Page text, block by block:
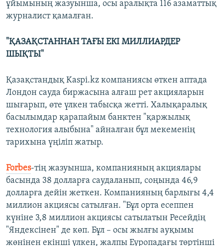
ұйымының жазуынша, осы аралықта 116 азаматтық
журналист қамалған.
"ҚАЗАҚСТАННАН ТАҒЫ ЕКІ МИЛЛИАРДЕР
ШЫҚТЫ"
Қазақстандық Kaspi.kz компаниясы өткен аптада
Лондон сауда биржасына алғаш рет акцияларын
шығарып, өте үлкен табысқа жетті. Халықаралық
басылымдар қарапайым банктен "қаржылық
технология алыбына" айналған бұл мекеменің
тарихына үңіліп жатыр.
Forbes-тің жазуынша, компанияның акциялары
басында 38 долларға саудаланып, соңында 46,9
долларға дейін жеткен. Компанияның барлығы 4,4
миллион акциясы сатылған. "Бұл орта есеппен
күніне 3,8 миллион акциясы сатылатын Ресейдің
"Яндексінен" де көп. Бұл – осы жылғы ауқымы
жөнінен екінші үлкен, жалпы Еуропадағы төртінші